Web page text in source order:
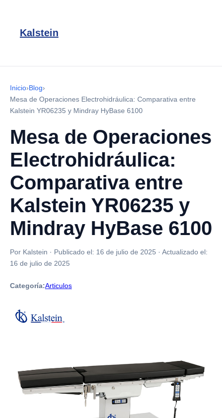
Kalstein
Inicio›Blog›
Mesa de Operaciones Electrohidráulica: Comparativa entre
Kalstein YR06235 y Mindray HyBase 6100
Mesa de Operaciones
Electrohidráulica:
Comparativa entre
Kalstein YR06235 y
Mindray HyBase 6100
Por Kalstein · Publicado el: 16 de julio de 2025 · Actualizado el:
16 de julio de 2025
Categoría:Articulos